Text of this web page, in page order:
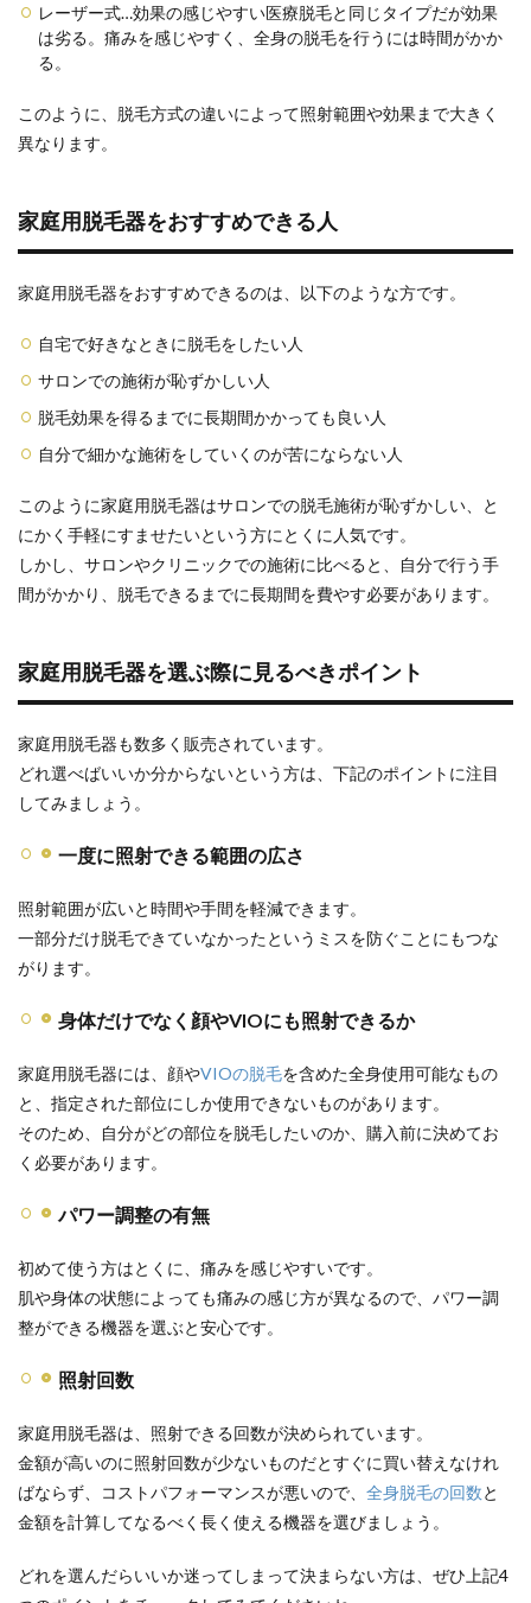
PR：エム
テック
KE-
ノン）
2
毛器
でど
の程
効果
込め
毛量
は明
らか
る
が、
脱毛
はで
2.2
効果
感す
るま
でに
時間
かる
家庭
用脱
毛器
の効
最大
ため
の方
3.1
前に
ある
自己
処理
てお
3.2
クを
落と
して
から
使用
3.3
レーザー式…効果の感じやすい医療脱毛と同じタイプだが効果
は劣る。痛みを感じやすく、全身の脱毛を行うには時間がかか
る。
このように、脱毛方式の違いによって照射範囲や効果まで大きく
異なります。
家庭用脱毛器をおすすめできる人
家庭用脱毛器をおすすめできるのは、以下のような方です。
自宅で好きなときに脱毛をしたい人
サロンでの施術が恥ずかしい人
脱毛効果を得るまでに長期間かかっても良い人
自分で細かな施術をしていくのが苦にならない人
このように家庭用脱毛器はサロンでの脱毛施術が恥ずかしい、と
にかく手軽にすませたいという方にとくに人気です。
しかし、サロンやクリニックでの施術に比べると、自分で行う手
間がかかり、脱毛できるまでに長期間を費やす必要があります。
家庭用脱毛器を選ぶ際に見るべきポイント
家庭用脱毛器も数多く販売されています。
どれ選べばいいか分からないという方は、下記のポイントに注目
してみましょう。
一度に照射できる範囲の広さ
照射範囲が広いと時間や手間を軽減できます。
一部分だけ脱毛できていなかったというミスを防ぐことにもつな
がります。
身体だけでなく顔やVIOにも照射できるか
家庭用脱毛器には、顔やVIOの脱毛を含めた全身使用可能なもの
と、指定された部位にしか使用できないものがあります。
そのため、自分がどの部位を脱毛したいのか、購入前に決めてお
く必要があります。
パワー調整の有無
初めて使う方はとくに、痛みを感じやすいです。
肌や身体の状態によっても痛みの感じ方が異なるので、パワー調
整ができる機器を選ぶと安心です。
照射回数
家庭用脱毛器は、照射できる回数が決められています。
金額が高いのに照射回数が少ないものだとすぐに買い替えなけれ
ばならず、コストパフォーマンスが悪いので、 全身脱毛の回数と
金額を計算してなるべく長く使える機器を選びましょう。
どれを選んだらいいか迷ってしまって決まらない方は、ぜひ上記4